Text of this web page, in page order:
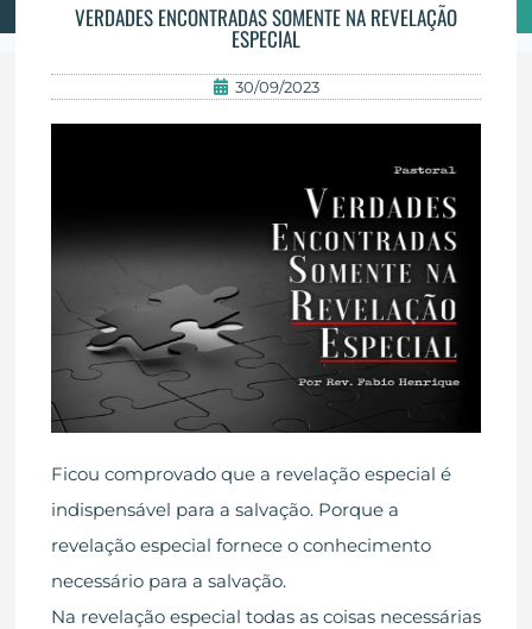
VERDADES ENCONTRADAS SOMENTE NA REVELAÇÃO
ESPECIAL
30/09/2023
Ficou comprovado que a revelação especial é
indispensável para a salvação. Porque a
revelação especial fornece o conhecimento
necessário para a salvação.
Na revelação especial todas as coisas necessárias